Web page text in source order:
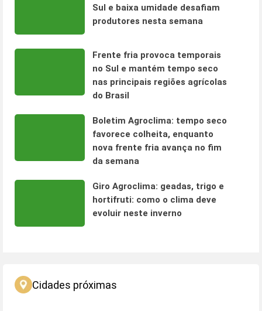
Sul e baixa umidade desafiam
produtores nesta semana
Frente fria provoca temporais
no Sul e mantém tempo seco
nas principais regiões agrícolas
do Brasil
Boletim Agroclima: tempo seco
favorece colheita, enquanto
nova frente fria avança no fim
da semana
Giro Agroclima: geadas, trigo e
hortifruti: como o clima deve
evoluir neste inverno
Cidades próximas